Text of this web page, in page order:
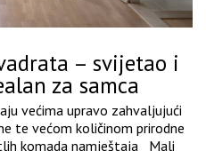
– svijetao i
za samca
većima upravo zahvaljujući
te većom količinom prirodne
komada namještaja Mali